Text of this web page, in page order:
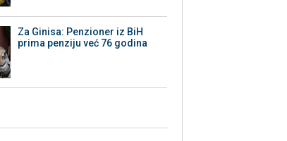
Za Ginisa: Penzioner iz BiH
prima penziju već 76 godina